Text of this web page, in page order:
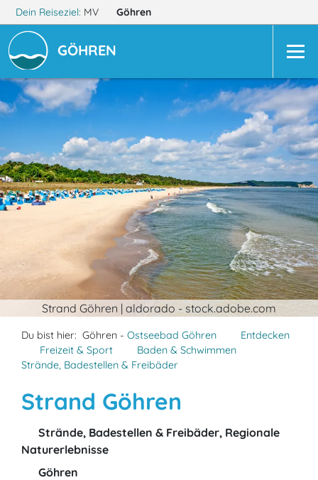
Dein Reiseziel: MV Göhren
GÖHREN
Strand Göhren | aldorado - stock.adobe.com
Du bist hier: Göhren - Ostseebad Göhren
Entdecken
Freizeit & Sport
Baden & Schwimmen
Strände, Badestellen & Freibäder
Strand Göhren
Strände, Badestellen & Freibäder, Regionale
Naturerlebnisse
Göhren